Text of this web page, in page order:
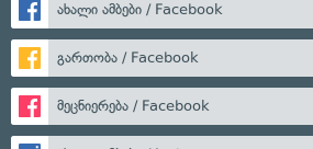
ახალი ამბები / Facebook
გართობა / Facebook
მეცნიერება / Facebook